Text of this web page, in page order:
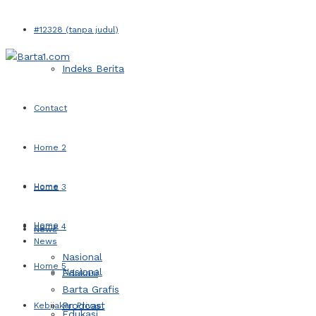
#12328 (tanpa judul)
Indeks Berita
Contact
Home 2
Home 3
Home 4
Home 5
Kebijakan Privasi
Home
News
Nasional
Home
News
Nasional
Edukasi
Barta Grafis
Prodcast